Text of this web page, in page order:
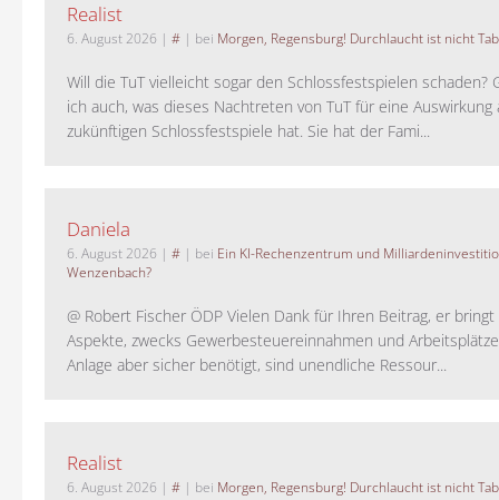
Realist
6. August 2026 | # | bei Morgen, Regensburg! Durchlaucht ist nicht
Will die TuT vielleicht sogar den Schlossfestspielen schaden?
ich auch, was dieses Nachtreten von TuT für eine Auswirkung
zukünftigen Schlossfestspiele hat. Sie hat der Fami...
Daniela
6. August 2026 | # | bei Ein KI-Rechenzentrum und
Wenzenbach?
@ Robert Fischer ÖDP Vielen Dank für Ihren Beitrag, er
Aspekte, zwecks Gewerbesteuereinnahmen und
Anlage aber sicher benötigt, sind unendliche Ressour...
Realist
6. August 2026 | # | bei Morgen, Regensburg! Durchlaucht ist nicht